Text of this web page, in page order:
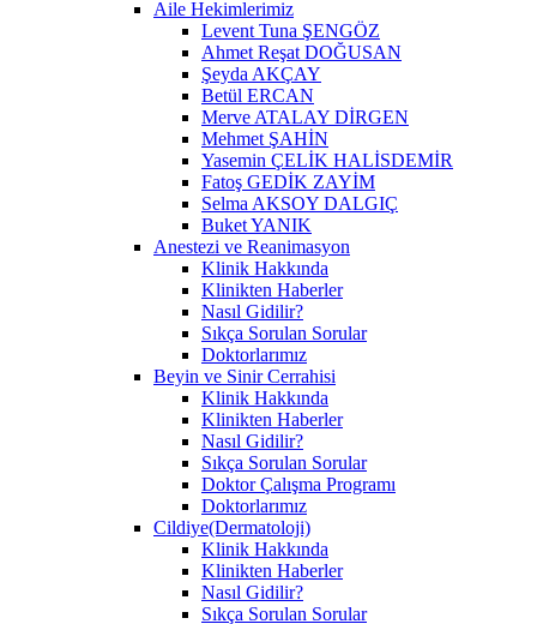
Aile Hekimlerimiz
Levent Tuna ŞENGÖZ
Ahmet Reşat DOĞUSAN
Şeyda AKÇAY
Betül ERCAN
Merve ATALAY DİRGEN
Mehmet ŞAHİN
Yasemin ÇELİK HALİSDEMİR
Fatoş GEDİK ZAYİM
Selma AKSOY DALGIÇ
Buket YANIK
Anestezi ve Reanimasyon
Klinik Hakkında
Klinikten Haberler
Nasıl Gidilir?
Sıkça Sorulan Sorular
Doktorlarımız
Beyin ve Sinir Cerrahisi
Klinik Hakkında
Klinikten Haberler
Nasıl Gidilir?
Sıkça Sorulan Sorular
Doktor Çalışma Programı
Doktorlarımız
Cildiye(Dermatoloji)
Klinik Hakkında
Klinikten Haberler
Nasıl Gidilir?
Sıkça Sorulan Sorular